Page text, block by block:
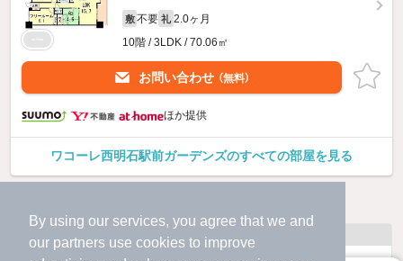
By using our services, you agree that we and
our partners use cookies to improve
敷 不要 礼 2.0ヶ月
10階 / 3LDK / 70.06㎡
お問い合わせ （無料）
ほか提供
ワコーレ西明石駅前ガーデンズのすべての部屋を見る
人気のこだわり条件